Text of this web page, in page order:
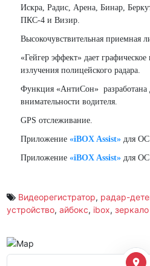
Искра, Радис, Арена, Бинар,
ПКС-4 и Визир.
Высокочувствительная приемная
«Гейгер эффект» дает графическое
излучения полицейского радара.
Функция «АнтиСон» разработана
внимательности водителя.
GPS отслеживание.
Приложение «iBOX Assist» для
Приложение «iBOX Assist» для
Видеорегистратор, радар-
устройство, айбокс, ibox, зеркало